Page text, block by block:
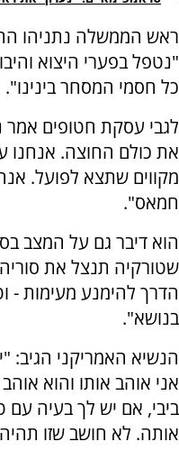
ראש הממשלה נתניהו
"נטפל בפערי היצוא
כל חסמי המסחר בינינו".
לגבי עסקת חטופים אמר
את כולם החוצה. אנחנו
מקווים שתצא לפועל.
חמאס".
הוא דיבר גם על המצב
שטורקיה תנצל את
הדרך להימנע מעימות -
בנושא".
הנשיא האמריקני הגיב:
אני אוהב אותו והוא
ביבי, אם יש לך בעיה עם
אותה. לא חושב שזו